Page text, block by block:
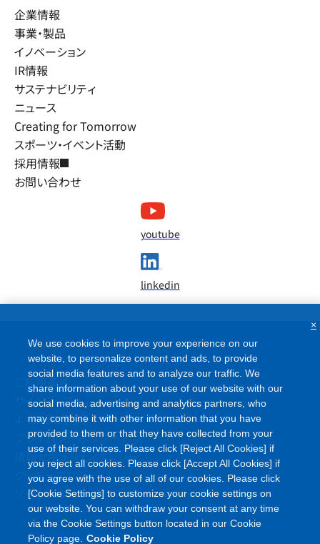
企業情報
事業・製品
イノベーション
IR情報
サステナビリティ
ニュース
Creating for Tomorrow
スポーツ・イベント活動
採用情報
お問い合わせ
youtube
linkedin
ご利用条件
サイトマップ
よくあるご質問
プライバシーポリシー
情報セキュリティポリシー
クッキーポリシー
ソーシャルメディアポリシー
We use cookies to improve your experience on our
website, to personalize content and ads, to provide
social media features and to analyze our traffic. We
share information about your use of our website with our
social media, advertising and analytics partners, who
may combine it with other information that you have
provided to them or that they have collected from your
use of their services. Please click [Reject All Cookies] if
you reject all cookies. Please click [Accept All Cookies] if
you agree with the use of all of our cookies. Please click
[Cookie Settings] to customize your cookie settings on
our website. You can withdraw your consent at any time
via the Cookie Settings button located in our Cookie
Policy page. Cookie Policy
×